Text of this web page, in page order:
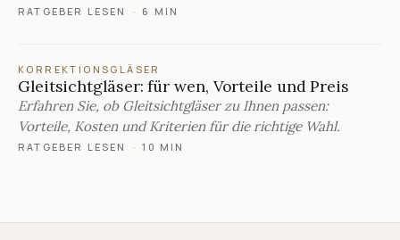
RATGEBER LESEN · 6 MIN
KORREKTIONSGLÄSER
Gleitsichtgläser: für wen, Vorteile und Preis
Erfahren Sie, ob Gleitsichtgläser zu Ihnen passen:
Vorteile, Kosten und Kriterien für die richtige Wahl.
RATGEBER LESEN · 10 MIN